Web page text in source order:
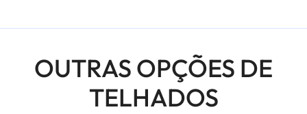
OUTRAS OPÇÕES DE
TELHADOS